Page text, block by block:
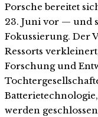
Porsche bereitet
23. Juni vor — und
Fokussierung. Der
Ressorts
Forschung und
werden